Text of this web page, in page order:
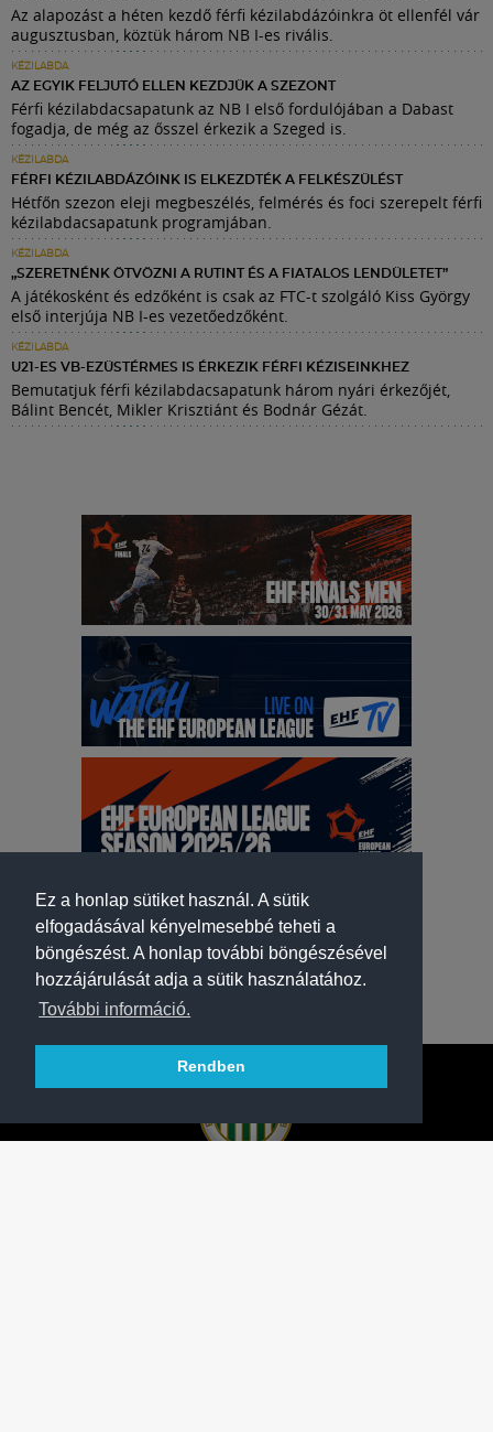
Ez a honlap sütiket használ. A sütik
elfogadásával kényelmesebbé teheti a
böngészést. A honlap további böngészésével
hozzájárulását adja a sütik használatához.
További információ.
Rendben
Az alapozást a héten kezdő férfi kézilabdázóinkra öt ellenfél vár
augusztusban, köztük három NB I-es rivális.
KÉZILABDA
AZ EGYIK FELJUTÓ ELLEN KEZDJÜK A SZEZONT
Férfi kézilabdacsapatunk az NB I első fordulójában a Dabast
fogadja, de még az ősszel érkezik a Szeged is.
KÉZILABDA
FÉRFI KÉZILABDÁZÓINK IS ELKEZDTÉK A FELKÉSZÜLÉST
Hétfőn szezon eleji megbeszélés, felmérés és foci szerepelt férfi
kézilabdacsapatunk programjában.
KÉZILABDA
„SZERETNÉNK ÖTVÖZNI A RUTINT ÉS A FIATALOS LENDÜLETET”
A játékosként és edzőként is csak az FTC-t szolgáló Kiss György
első interjúja NB I-es vezetőedzőként.
KÉZILABDA
U21-ES VB-EZÜSTÉRMES IS ÉRKEZIK FÉRFI KÉZISEINKHEZ
Bemutatjuk férfi kézilabdacsapatunk három nyári érkezőjét,
Bálint Bencét, Mikler Krisztiánt és Bodnár Gézát.